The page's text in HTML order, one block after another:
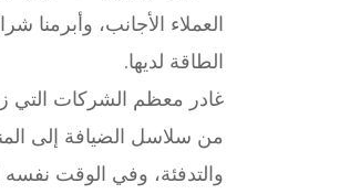
العملاء الأجانب،
الطاقة لديها.
غادر معظم الشركات التي
من سلاسل الضيافة إلى
والتدفئة، وفي الوقت نفسه